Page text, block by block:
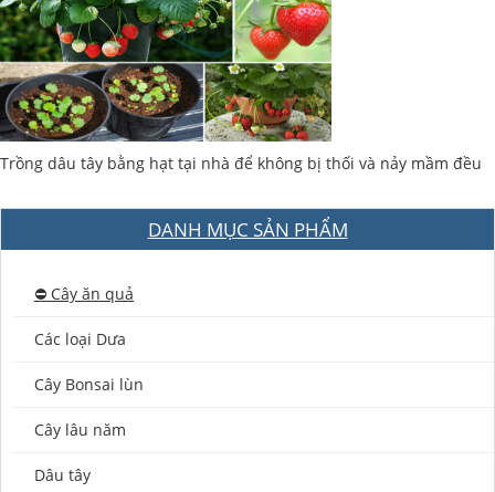
Trồng dâu tây bằng hạt tại nhà để không bị thối và nảy mầm đều
DANH MỤC SẢN PHẨM
⛔️ Cây ăn quả
Các loại Dưa
Cây Bonsai lùn
Cây lâu năm
Dâu tây